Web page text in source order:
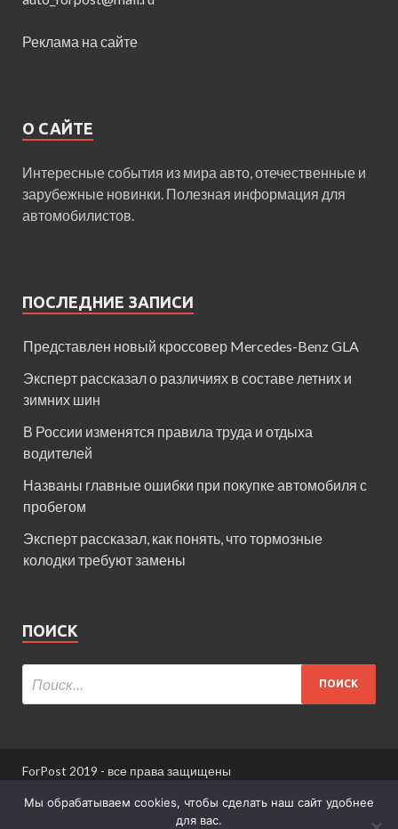
Реклама на сайте
О САЙТЕ
Интересные события из мира авто, отечественные и
зарубежные новинки. Полезная информация для
автомобилистов.
ПОСЛЕДНИЕ ЗАПИСИ
Представлен новый кроссовер Mercedes-Benz GLA
Эксперт рассказал о различиях в составе летних и
зимних шин
В России изменятся правила труда и отдыха
водителей
Названы главные ошибки при покупке автомобиля с
пробегом
Эксперт рассказал, как понять, что тормозные
колодки требуют замены
ПОИСК
ForPost 2019 - все права защищены
При использовании материалов сайта ссылка
Мы обрабатываем cookies, чтобы сделать наш сайт удобнее
для вас.